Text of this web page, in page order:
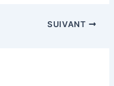
SUIVANT